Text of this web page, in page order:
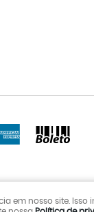
LOJA VIRTUAL
em nosso site.